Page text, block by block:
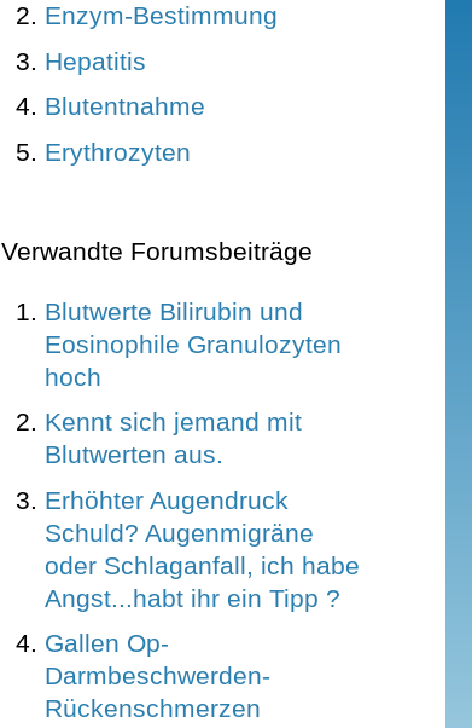
Enzym-Bestimmung
Hepatitis
Blutentnahme
Erythrozyten
Verwandte Forumsbeiträge
Blutwerte Bilirubin und
Eosinophile Granulozyten
hoch
Kennt sich jemand mit
Blutwerten aus.
Erhöhter Augendruck
Schuld? Augenmigräne
oder Schlaganfall, ich habe
Angst...habt ihr ein Tipp ?
Gallen Op-
Darmbeschwerden-
Rückenschmerzen